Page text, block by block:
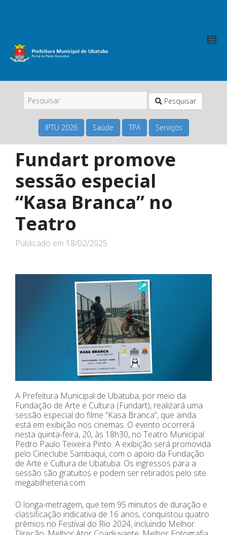
Pesquisar
IPTU 2026 Saúde TPA Serviços
Fundart promove
sessão especial
“Kasa Branca” no
Teatro
Publicado em 18/02/2025
A Prefeitura Municipal de Ubatuba, por meio da
Fundação de Arte e Cultura (Fundart), realizará uma
sessão especial do filme “Kasa Branca”, que ainda
está em exibição nos cinemas. O evento ocorrerá
nesta quinta-feira, 20, às 18h30, no Teatro Municipal
Pedro Paulo Teixeira Pinto. A exibição será promovida
pelo Cineclube Sambaqui, com o apoio da Fundação
de Arte e Cultura de Ubatuba. Os ingressos para a
sessão são gratuitos e podem ser retirados pelo site
megabilheteria.com.
O longa-metragem, que tem 95 minutos de duração e
classificação indicativa de 16 anos, conquistou quatro
prêmios no Festival do Rio 2024, incluindo Melhor